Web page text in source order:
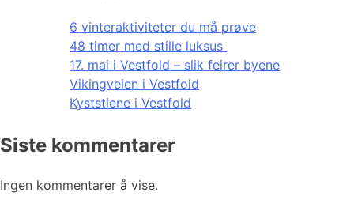
6 vinteraktiviteter du må prøve
48 timer med stille luksus
17. mai i Vestfold – slik feirer byene
Vikingveien i Vestfold
Kyststiene i Vestfold
Siste kommentarer
Ingen kommentarer å vise.